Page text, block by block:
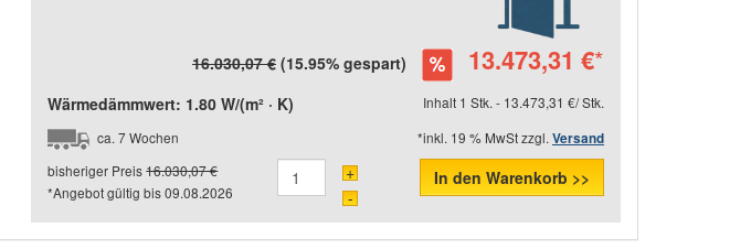
16.030,07 €(15.95% gespart) 13.473,31 €*
Wärmedämmwert: 1.80 W/(m² · K)
Inhalt 1 Stk. - 13.473,31 €/ Stk.
ca. 7 Wochen
*inkl. 19 % MwSt zzgl.Versand
bisheriger Preis16.030,07 €
*Angebot gültig bis09.08.2026
+
-
In den Warenkorb >>